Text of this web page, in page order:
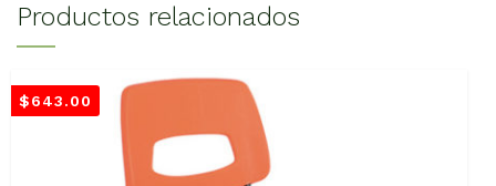
Productos relacionados
$643.00